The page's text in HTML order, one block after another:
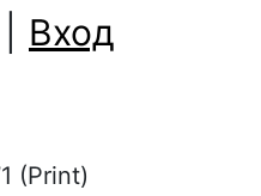
Вход
(Print)